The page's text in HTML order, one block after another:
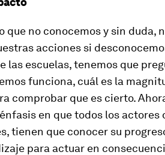
que no conocemos y sin duda,
acciones si
las escuelas, tenemos que
funciona, cuál es la
comprobar que es cierto.
en que todos los actores
tienen que conocer su
para actuar en